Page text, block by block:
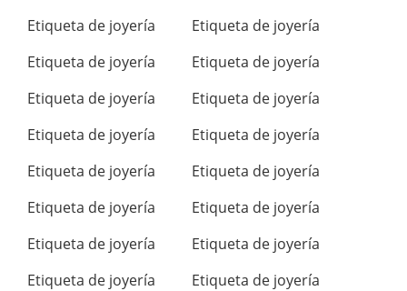
Etiqueta de joyería
Etiqueta de joyería
Etiqueta de joyería
Etiqueta de joyería
Etiqueta de joyería
Etiqueta de joyería
Etiqueta de joyería
Etiqueta de joyería
Etiqueta de joyería
Etiqueta de joyería
Etiqueta de joyería
Etiqueta de joyería
Etiqueta de joyería
Etiqueta de joyería
Etiqueta de joyería
Etiqueta de joyería